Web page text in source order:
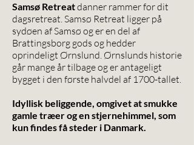
Samsø Retreatdanner rammer for dit
dagsretreat. Samsø Retreat ligger på
sydøen af Samsø og er en del af
Brattingsborg gods og hedder
oprindeligt Ørnslund. Ørnslunds historie
går mange år tilbage og er antageligt
bygget i den første halvdel af 1700-tallet.
Idyllisk beliggende, omgivet at smukke
gamle træer og en stjernehimmel, som
kun findes få steder i Danmark.